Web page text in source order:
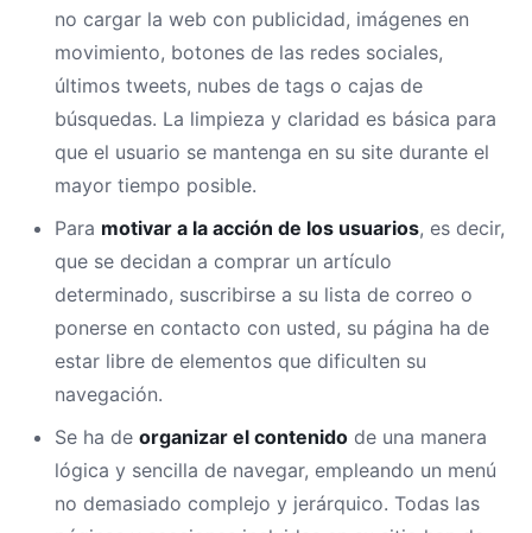
no cargar la web con publicidad, imágenes en
movimiento, botones de las redes sociales,
últimos tweets, nubes de tags o cajas de
búsquedas. La limpieza y claridad es básica para
que el usuario se mantenga en su site durante el
mayor tiempo posible.
Para motivar a la acción de los usuarios, es decir,
que se decidan a comprar un artículo
determinado, suscribirse a su lista de correo o
ponerse en contacto con usted, su página ha de
estar libre de elementos que dificulten su
navegación.
Se ha de organizar el contenido de una manera
lógica y sencilla de navegar, empleando un menú
no demasiado complejo y jerárquico. Todas las